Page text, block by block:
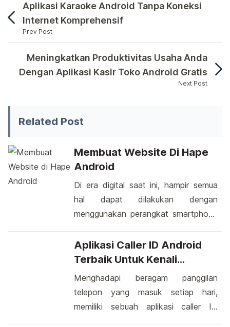
Aplikasi Karaoke Android Tanpa Koneksi
Internet Komprehensif
Prev Post
Dalam penggunaan Google Drive di perangkat
Meningkatkan Produktivitas Usaha Anda
Dengan Aplikasi Kasir Toko Android Gratis
Next Post
Related Post
Membuat Website Di Hape
Android
Di era digital saat ini, hampir semua
hal dapat dilakukan dengan
menggunakan perangkat smartphone
adalah membuat website langsung
dari genggaman Anda. Proses ini
dengan perkembangan teknologi dan
aplikasi yang semakin canggih, siapa
pun dapat mencoba tangan mereka
Aplikasi Caller ID Android
Terbaik Untuk Kenali
Identitas Penelepon Dengan
Cepat
Menghadapi beragam panggilan
telepon yang masuk setiap hari,
memiliki sebuah aplikasi caller ID